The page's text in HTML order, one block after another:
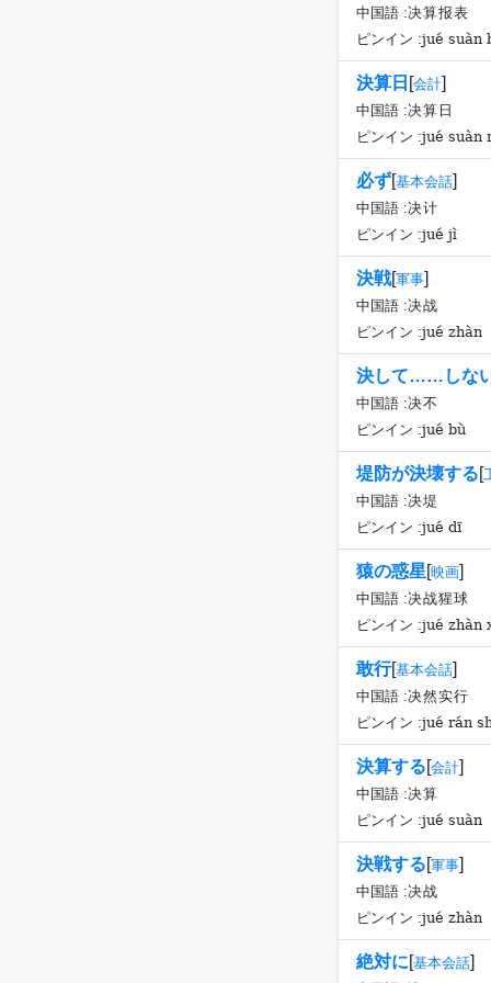
中国語 :决算报表
ピンイン :jué suàn
決算日 [会計]
中国語 :决算日
ピンイン :jué suàn
必ず[基本会話]
中国語 :决计
ピンイン :jué jì
決戦[軍事]
中国語 :决战
ピンイン :jué zhàn
決して……しな
中国語 :决不
ピンイン :jué bù
堤防が決壊する[
中国語 :决堤
ピンイン :jué dī
猿の惑星[映画]
中国語 :决战猩球
ピンイン :jué zhàn
敢行[基本会話]
中国語 :决然实行
ピンイン :jué rán
決算する[会計]
中国語 :决算
ピンイン :jué suàn
決戦する[軍事]
中国語 :决战
ピンイン :jué zhàn
絶対に[基本会話]